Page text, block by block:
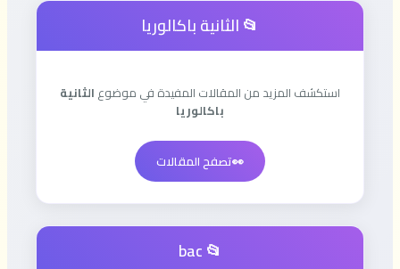
📂 الثانية باكالوريا
استكشف المزيد من المقالات المفيدة في موضوع الثانية
باكالوريا
👀تصفح المقالات
📂 bac